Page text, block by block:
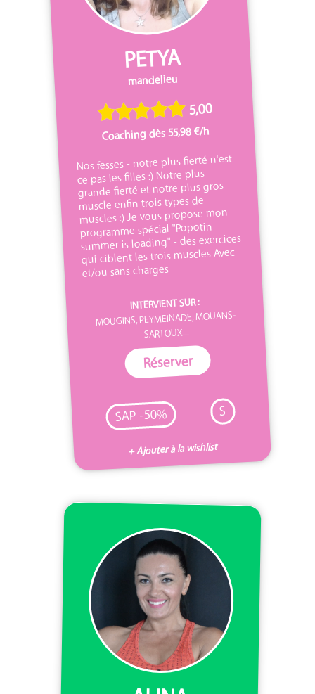
PETYA
mandelieu
5,00
Coaching dès 55,98 €/h
Nos fesses - notre plus fierté n'est
ce pas les filles :) Notre plus
grande fierté et notre plus gros
muscle enfin trois types de
muscles :) Je vous propose mon
programme spécial "Popotin
summer is loading" - des exercices
qui ciblent les trois muscles Avec
et/ou sans charges
INTERVIENT SUR :
MOUGINS, PEYMEINADE, MOUANS-
SARTOUX...
Réserver
SAP -50% S
+ Ajouter à la wishlist